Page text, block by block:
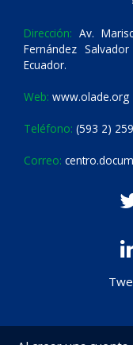
Dirección: Av.
Fernández
Ecuador.
Web: www.olade.org
Teléfono: (593 2)
Correo: